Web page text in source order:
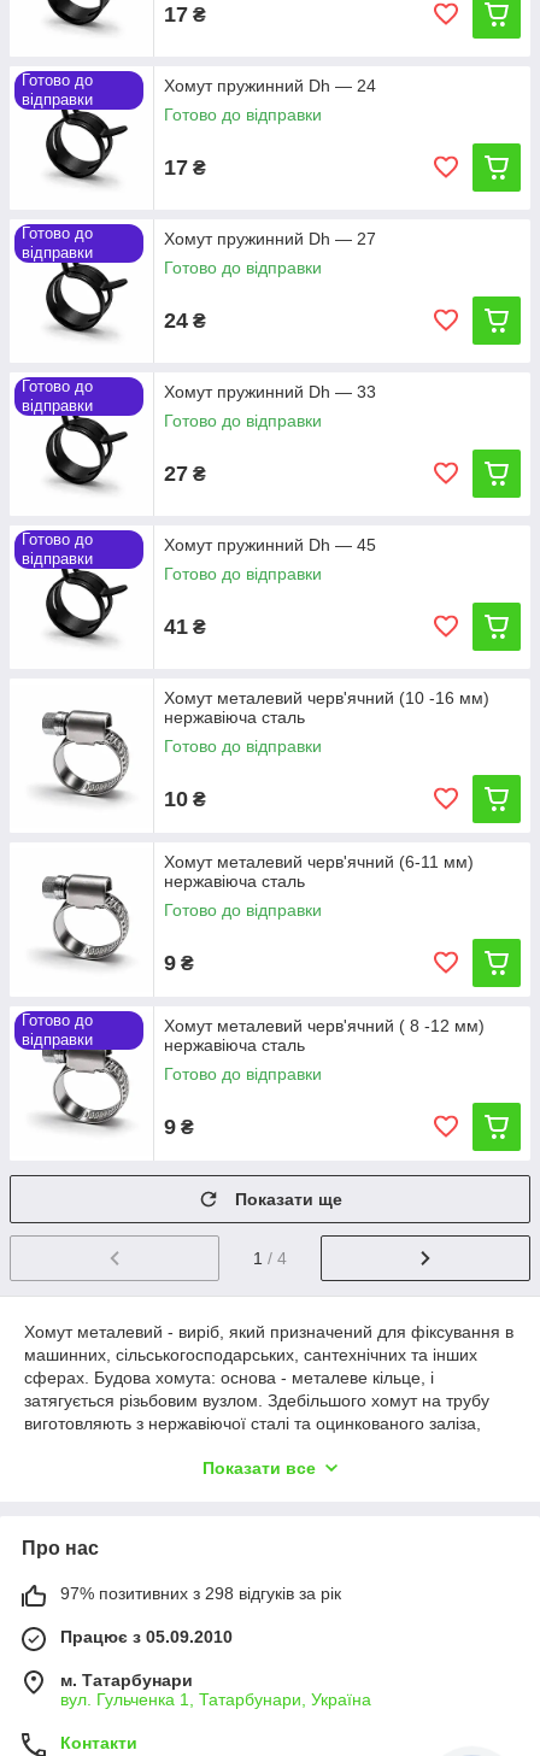
17 ₴
Готово до
відправки
Хомут пружинний Dh — 24
Готово до відправки
17 ₴
Готово до
відправки
Хомут пружинний Dh — 27
Готово до відправки
24 ₴
Готово до
відправки
Хомут пружинний Dh — 33
Готово до відправки
27 ₴
Готово до
відправки
Хомут пружинний Dh — 45
Готово до відправки
41 ₴
Хомут металевий черв'ячний (10 -16 мм)
нержавіюча сталь
Готово до відправки
10 ₴
Хомут металевий черв'ячний (6-11 мм)
нержавіюча сталь
Готово до відправки
9 ₴
Готово до
відправки
Хомут металевий черв'ячний ( 8 -12 мм)
нержавіюча сталь
Готово до відправки
9 ₴
Показати ще
1 / 4
Хомут металевий - виріб, який призначений для фіксування в
машинних, сільськогосподарських, сантехнічних та інших
сферах. Будова хомута: основа - металеве кільце, і
затягується різьбовим вузлом. Здебільшого хомут на трубу
виготовляють з нержавіючої сталі та оцинкованого заліза,
агресивного зовнішнього середовища. Хомути стяжки
тощо.
Залежно від норми напруги, стяжки поділяють на:
- Черв'ячний хомут - активно користуються попитом через
простоту будови і є можливість використовувати
багаторазово. Має вигляд кільця із замком для скріплення.
- Пружинний хомут - використовується що б закріплювати
труби систем опалення. Має будову пари кілець, які
виготовлені з пружинної сталі, і замка.
навантажень, і є довговічними, оскільки покриті цинком. У
Показати все
Про нас
97% позитивних з 298 відгуків за рік
Працює з 05.09.2010
м. Татарбунари
вул. Гульченка 1, Татарбунари, Україна
Контакти